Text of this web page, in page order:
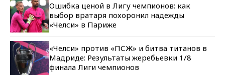
Ошибка ценой в Лигу чемпионов: как
выбор вратаря похоронил надежды
«Челси» в Париже
«Челси» против «ПСЖ» и битва титанов в
Мадриде: Результаты жеребьевки 1/8
финала Лиги чемпионов